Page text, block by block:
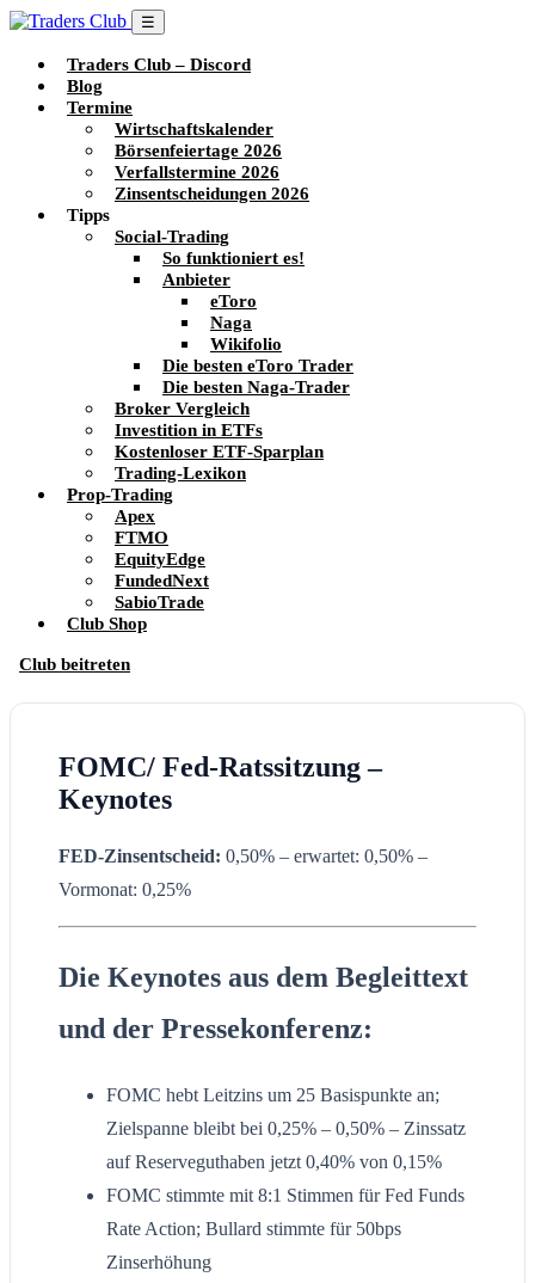
☰
Traders Club – Discord
Blog
Termine
Wirtschaftskalender
Börsenfeiertage 2026
Verfallstermine 2026
Zinsentscheidungen 2026
Tipps
Social-Trading
So funktioniert es!
Anbieter
eToro
Naga
Wikifolio
Die besten eToro Trader
Die besten Naga-Trader
Broker Vergleich
Investition in ETFs
Kostenloser ETF-Sparplan
Trading-Lexikon
Prop-Trading
Apex
FTMO
EquityEdge
FundedNext
SabioTrade
Club Shop
Club beitreten
FOMC/ Fed-Ratssitzung –
Keynotes
FED-Zinsentscheid: 0,50% – erwartet: 0,50% –
Vormonat: 0,25%
Die Keynotes aus dem Begleittext
und der Pressekonferenz:
FOMC hebt Leitzins um 25 Basispunkte an;
Zielspanne bleibt bei 0,25% – 0,50% – Zinssatz
auf Reserveguthaben jetzt 0,40% von 0,15%
FOMC stimmte mit 8:1 Stimmen für Fed Funds
Rate Action; Bullard stimmte für 50bps
Zinserhöhung